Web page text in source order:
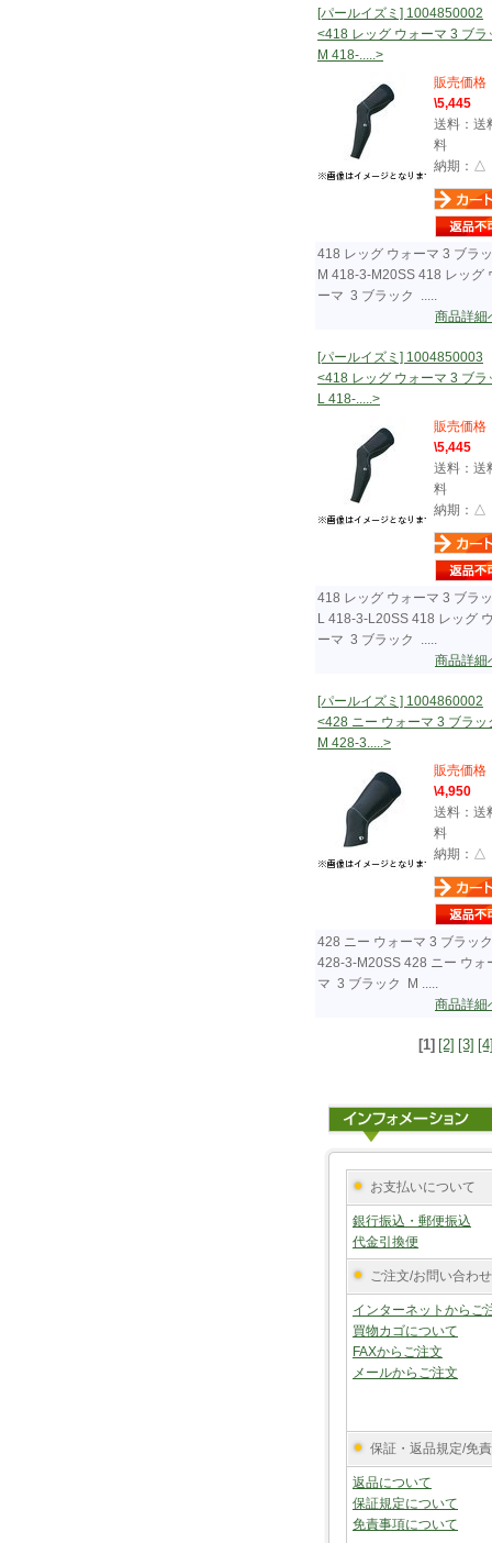
[パールイズミ] 1004850002
<418 レッグ ウォーマ 3 ブラ
M 418-.....>
販売価格
\5,445
送料：送
料
納期：△
418 レッグ ウォーマ 3 ブラ
M 418-3-M20SS 418 レッグ
ーマ 3 ブラック .....
商品詳
[パールイズミ] 1004850003
<418 レッグ ウォーマ 3 ブラ
L 418-.....>
販売価格
\5,445
送料：送
料
納期：△
418 レッグ ウォーマ 3 ブラ
L 418-3-L20SS 418 レッグ
ーマ 3 ブラック .....
商品詳
[パールイズミ] 1004860002
<428 ニー ウォーマ 3 ブラッ
M 428-3.....>
販売価格
\4,950
送料：送
料
納期：△
428 ニー ウォーマ 3 ブラッ
428-3-M20SS 428 ニー ウォ
マ 3 ブラック M .....
商品詳
[1] [2] [3]
お支払いについて
銀行振込・郵便振込
代金引換便
ご注文/お問い合わせ
インターネットからご
買物カゴについて
FAXからご注文
メールからご注文
保証・返品規定/免
返品について
保証規定について
免責事項について